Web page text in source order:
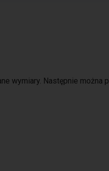
wymiary. Następnie można